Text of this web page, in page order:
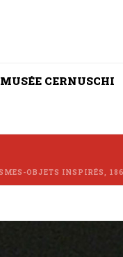
CERNUSCHI
OBJETS INSPIRÉS,